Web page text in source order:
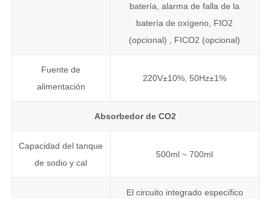
batería, alarma de falla de la
batería de oxígeno, FIO2
(opcional) , FICO2 (opcional)
Fuente de
alimentación
220V±10%, 50Hz±1%
Absorbedor de CO2
Capacidad del tanque
de sodio y cal
500ml ~ 700ml
El circuito integrado específico